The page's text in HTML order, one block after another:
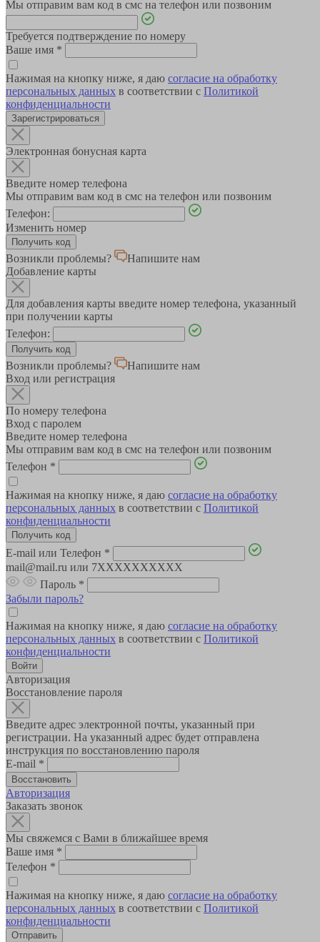
Мы отправим вам код в смс на телефон или позвоним
Требуется подтверждение по номеру
Ваше имя *
Нажимая на кнопку ниже, я даю согласие на обработку
персональных данных в соответствии с Политикой
конфиденциальности
Зарегистрироваться
Электронная бонусная карта
Введите номер телефона
Мы отправим вам код в смс на телефон или позвоним
Телефон:
Изменить номер
Возникли проблемы?
Напишите нам
Добавление карты
Для добавления карты введите номер телефона, указанный
при получении карты
Телефон:
Возникли проблемы?
Напишите нам
Вход или регистрация
По номеру телефона
Вход с паролем
Введите номер телефона
Мы отправим вам код в смс на телефон или позвоним
Телефон *
Нажимая на кнопку ниже, я даю согласие на обработку
персональных данных в соответствии с Политикой
конфиденциальности
E-mail или Телефон *
mail@mail.ru или 7XXXXXXXXXX
Пароль *
Забыли пароль?
Нажимая на кнопку ниже, я даю согласие на обработку
персональных данных в соответствии с Политикой
конфиденциальности
Авторизация
Восстановление пароля
Введите адрес электронной почты, указанный при
регистрации. На указанный адрес будет отправлена
инструкция по восстановлению пароля
E-mail *
Авторизация
Заказать звонок
Мы свяжемся с Вами в ближайшее время
Ваше имя *
Телефон *
Нажимая на кнопку ниже, я даю согласие на обработку
персональных данных в соответствии с Политикой
конфиденциальности